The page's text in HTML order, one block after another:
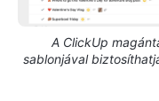
A ClickUp
sablonjával